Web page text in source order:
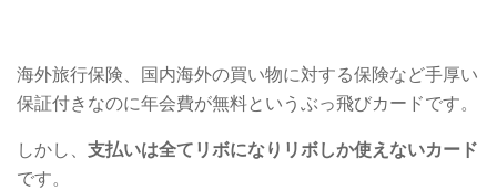
海外旅行保険、国内海外の買い物に対する保険など手厚い
保証付きなのに年会費が無料というぶっ飛びカードです。
しかし、 支払いは全てリボになりリボしか使えないカード
です。